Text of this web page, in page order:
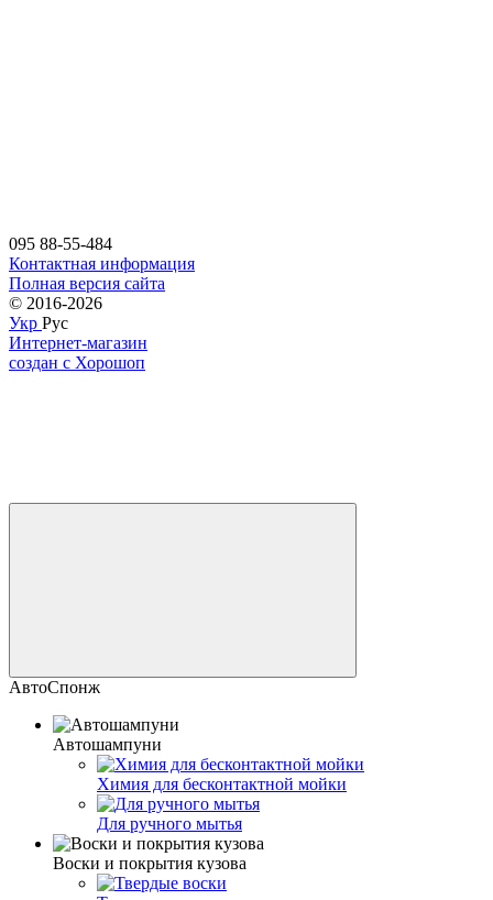
095 88-55-484
Контактная информация
Полная версия сайта
© 2016-2026
Укр Рус
Интернет-магазин
создан с Хорошоп
АвтоСпонж
Автошампуни
Химия для бесконтактной мойки
Для ручного мытья
Воски и покрытия кузова